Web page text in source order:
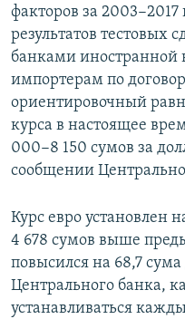
факторов за
результатов тестовых
банками иностранной
импортерам по
ориентировочный
курса в настоящее
000−8 150 сумов за
сообщении
Курс евро установлен
4 678 сумов выше
повысился на 68,7
Центрального банка,
устанавливаться